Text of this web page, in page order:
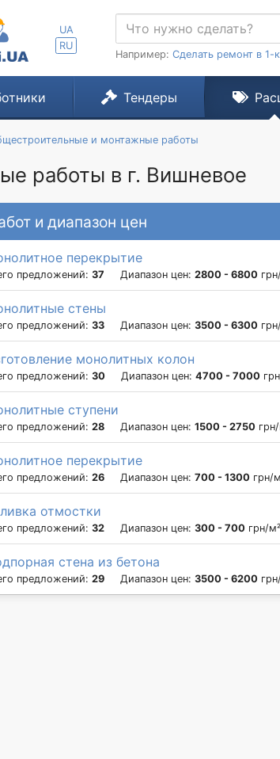
UA
RU
Например: Сделать ремонт в 1-
Тендеры
и монтажные работы
работы в г. Вишневое
и диапазон цен
перекрытие
предложений: 37 Диапазон цен: 2800 - 6800
стены
предложений: 33 Диапазон цен: 3500 - 6300
монолитных колон
предложений: 30 Диапазон цен: 4700 - 7000
ступени
предложений: 28 Диапазон цен: 1500 - 2750
перекрытие
предложений: 26 Диапазон цен: 700 - 1300 грн/
отмостки
предложений: 32 Диапазон цен: 300 - 700 грн/м²
стена из бетона
предложений: 29 Диапазон цен: 3500 - 6200